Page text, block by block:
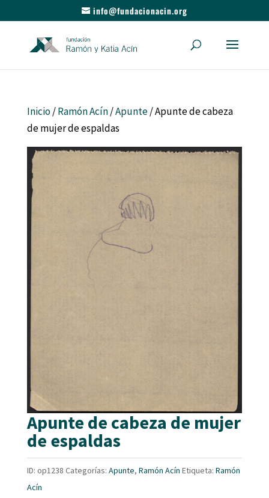
info@fundacionacin.org
Inicio/Ramón Acín/Apunte/ Apunte de cabeza
de mujer de espaldas
Apunte de cabeza de mujer
de espaldas
ID: op1238 Categorías: Apunte, Ramón Acín Etiqueta: Ramón
Acín